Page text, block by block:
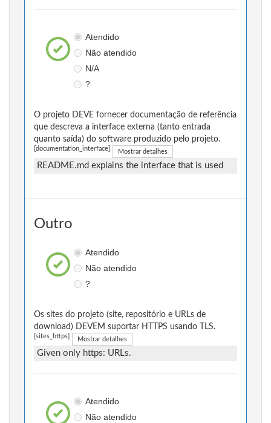
Atendido
Não atendido
N/A
?
O projeto DEVE fornecer documentação de referência
que descreva a interface externa (tanto entrada
quanto saída) do software produzido pelo projeto.
[documentation_interface] Mostrar detalhes
README.md explains the interface that is used
Outro
Atendido
Não atendido
?
Os sites do projeto (site, repositório e URLs de
download) DEVEM suportar HTTPS usando TLS.
[sites_https] Mostrar detalhes
Given only https: URLs.
Atendido
Não atendido